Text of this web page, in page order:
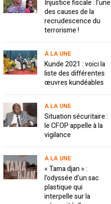
Injustice fiscale : l’une
des causes de la
recrudescence du
terrorisme !
A LA UNE
Kunde 2021 : voici la
liste des différentes
œuvres kundéables
A LA UNE
Situation sécuritaire :
le CFOP appelle à la
vigilance
A LA UNE
« Tama djan » :
l’odyssée d’un sac
plastique qui
interpelle sur la